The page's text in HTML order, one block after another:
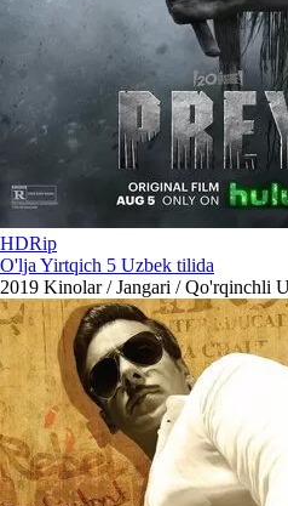
HDRip
O'lja Yirtqich 5 Uzbek tilida
2019 Kinolar / Jangari / Qo'rqinchli